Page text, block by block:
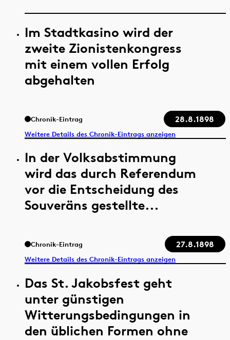
Im Stadtkasino wird der
zweite Zionistenkongress
mit einem vollen Erfolg
abgehalten
Chronik-Eintrag 28.8.1898
Weitere Details des Chronik-Eintrags anzeigen
In der Volksabstimmung
wird das durch Referendum
vor die Entscheidung des
Souveräns gestellte...
Chronik-Eintrag 27.8.1898
Weitere Details des Chronik-Eintrags anzeigen
Das St. Jakobsfest geht
unter günstigen
Witterungsbedingungen in
den üblichen Formen ohne